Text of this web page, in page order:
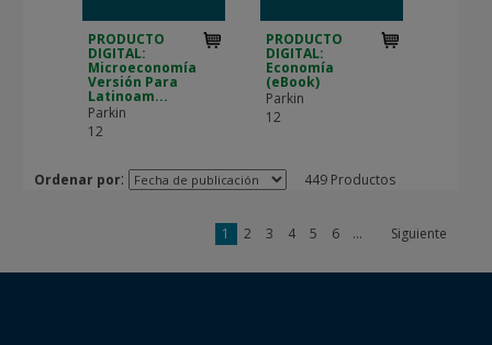
PRODUCTO
DIGITAL:
Microeconomía
Versión Para
Latinoam...
Parkin
12
PRODUCTO
DIGITAL:
Economía
(eBook)
Parkin
12
Ordenar por: 449 Productos
1 2 3 4 5 6 ... Siguiente